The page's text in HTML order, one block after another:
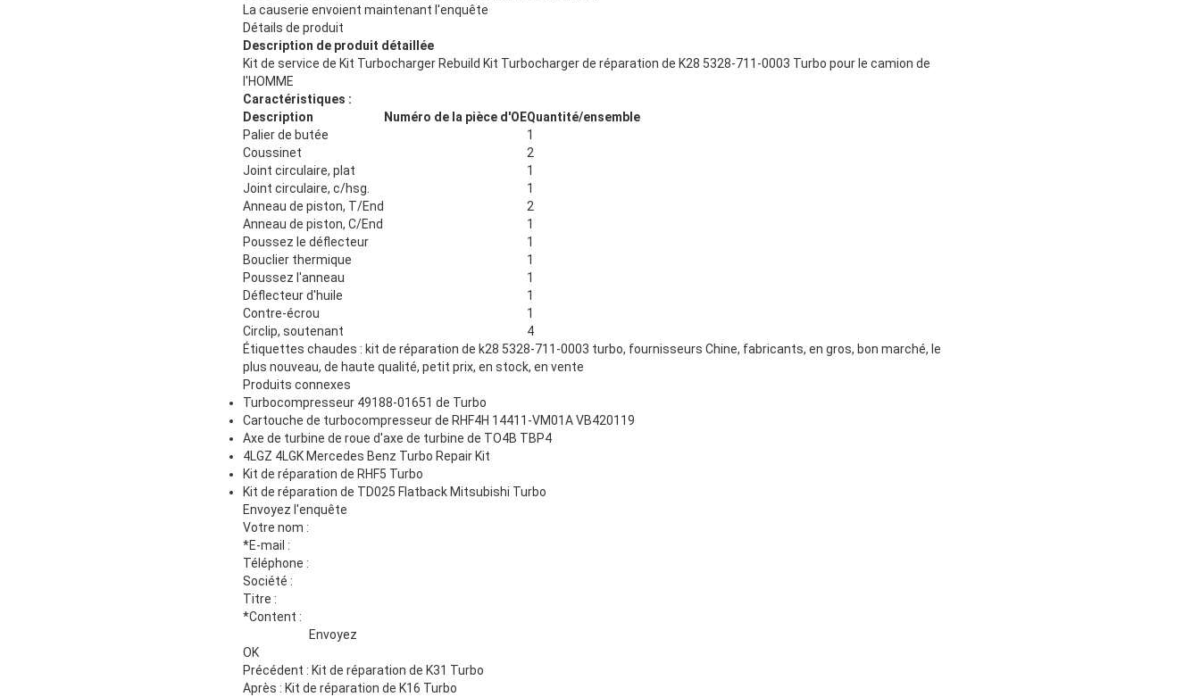
La causerie envoient maintenant l'enquête
Détails de produit
Description de produit détaillée
Kit de service de Kit Turbocharger Rebuild Kit Turbocharger de réparation de K28 5328-711-0003 Turbo pour le camion de
l'HOMME
Caractéristiques :
Description
Numéro de la pièce d'OEQuantité/ensemble
Palier de butée
1
Coussinet
2
Joint circulaire, plat
1
Joint circulaire, c/hsg.
1
Anneau de piston, T/End
2
Anneau de piston, C/End
1
Poussez le déflecteur
1
Bouclier thermique
1
Poussez l'anneau
1
Déflecteur d'huile
1
Contre-écrou
1
Circlip, soutenant
4
Étiquettes chaudes : kit de réparation de k28 5328-711-0003 turbo, fournisseurs Chine, fabricants, en gros, bon marché, le
plus nouveau, de haute qualité, petit prix, en stock, en vente
Produits connexes
Turbocompresseur 49188-01651 de Turbo
Cartouche de turbocompresseur de RHF4H 14411-VM01A VB420119
Axe de turbine de roue d'axe de turbine de TO4B TBP4
4LGZ 4LGK Mercedes Benz Turbo Repair Kit
Kit de réparation de RHF5 Turbo
Kit de réparation de TD025 Flatback Mitsubishi Turbo
Envoyez l'enquête
Votre nom :
*E-mail :
Téléphone :
Société :
Titre :
*Content :
Envoyez
OK
Précédent : Kit de réparation de K31 Turbo
Après : Kit de réparation de K16 Turbo